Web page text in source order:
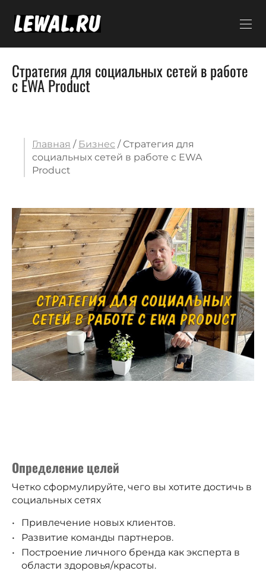
Стратегия для социальных сетей в работе
с EWA Product
Главная / Бизнес / Стратегия для
социальных сетей в работе с EWA
Product
Определение целей
Четко сформулируйте, чего вы хотите достичь в
социальных сетях
Привлечение новых клиентов.
Развитие команды партнеров.
Построение личного бренда как эксперта в
области здоровья/красоты.